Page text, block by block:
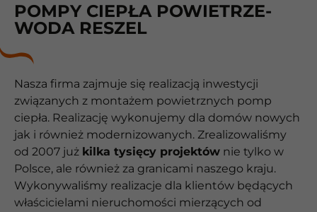
POMPY CIEPŁA POWIETRZE-
WODA RESZEL
Nasza firma zajmuje się realizacją inwestycji
związanych z montażem powietrznych pomp
ciepła. Realizację wykonujemy dla domów nowych
jak i również modernizowanych. Zrealizowaliśmy
od 2007 już kilka tysięcy projektów nie tylko w
Polsce, ale również za granicami naszego kraju.
Wykonywaliśmy realizacje dla klientów będących
właścicielami nieruchomości mierzących od